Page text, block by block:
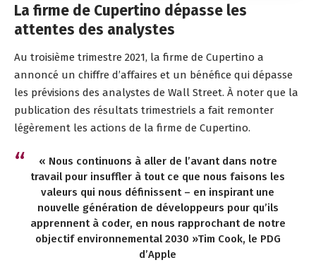
La firme de Cupertino dépasse les
attentes des analystes
Au troisième trimestre 2021, la firme de Cupertino a
annoncé un chiffre d’affaires et un bénéfice qui dépasse
les prévisions des analystes de Wall Street. À noter que la
publication des résultats trimestriels a fait remonter
légèrement les actions de la firme de Cupertino.
« Nous continuons à aller de l’avant dans notre
travail pour insuffler à tout ce que nous faisons les
valeurs qui nous définissent – en inspirant une
nouvelle génération de développeurs pour qu’ils
apprennent à coder, en nous rapprochant de notre
objectif environnemental 2030 »Tim Cook, le PDG
d’Apple